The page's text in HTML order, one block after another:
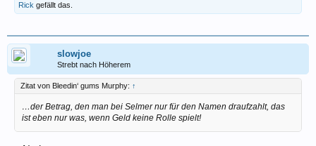
Rick gefällt das.
slowjoe
Strebt nach Höherem
Zitat von Bleedin‘ gums Murphy: ↑
…der Betrag, den man bei Selmer nur für den Namen draufzahlt, das
ist eben nur was, wenn Geld keine Rolle spielt!